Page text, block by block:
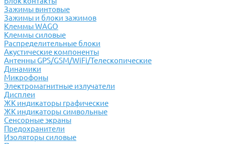
Зажимы винтовые
Зажимы и блоки зажимов
Клеммы WAGO
Клеммы силовые
Распределительные блоки
Акустические компоненты
Антенны GPS/GSM/WiFi/Телескопические
Динамики
Микрофоны
Электромагнитные излучатели
Дисплеи
ЖК индикаторы графические
ЖК индикаторы символьные
Сенсорные экраны
Предохранители
Изоляторы силовые